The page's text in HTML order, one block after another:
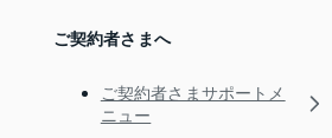
ご契約者さまへ
ご契約者さまサポートメ
ニュー